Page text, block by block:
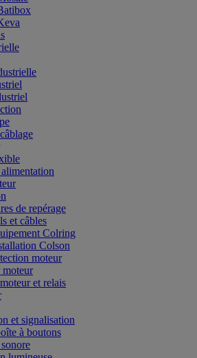
de repérage
et câbles
Colring
Colson
moteur
et relais
et signalisation
à boutons